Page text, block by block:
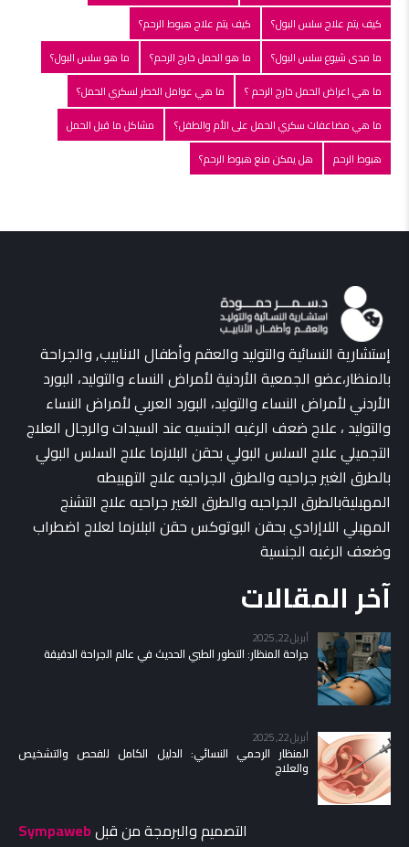
كيف يتم علاج سلس البول؟
كيف يتم علاج هبوط الرحم؟
ما مدى شيوع سلس البول؟
ما هو الحمل خارج الرحم؟
ما هو سلس البول؟
ما هي اعراض الحمل خارج الرحم ؟
ما هي عوامل الخطر لسكري الحمل؟
ما هي مضاعفات سكري الحمل على الأم والطفل؟
مشاكل ما قبل الحمل
هبوط الرحم
هل يمكن منع هبوط الرحم؟
إستشارية النسائية والتوليد والعقم وأطفال الانابيب, والجراحة
بالمنظار،عضو الجمعية الأردنية لأمراض النساء والتوليد، البورد
الأردني لأمراض النساء والتوليد، البورد العربي لأمراض النساء
والتوليد ، علاج ضعف الرغبه الجنسيه عند السيدات والرجال العلاج
التجميلي علاج السلس البولي بحقن البلازما علاج السلس البولي
بالطرق الغير جراحيه والطرق الجراحيه علاج التهبيطه
المهبليةبالطرق الجراحيه والطرق الغير جراحيه علاج التشنج
المهبلي اللاإرادي بحقن البوتوكس حقن البلازما لعلاج اضطراب
وضعف الرغبه الجنسية
آخر المقالات
أبريل 22, 2025
جراحة المنظار: التطور الطبي الحديث في عالم الجراحة الدقيقة
أبريل 22, 2025
المنظار الرحمي النسائي: الدليل الكامل للفحص والتشخيص
والعلاج
التصميم والبرمجة من قبلSympaweb